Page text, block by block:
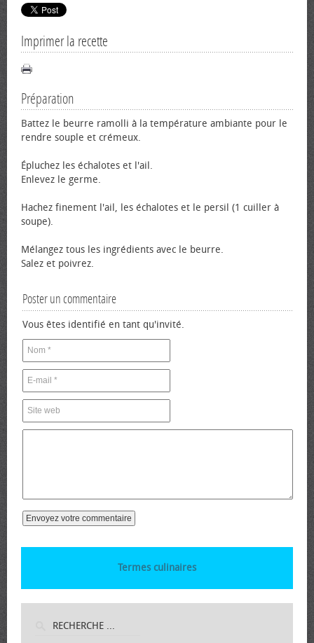
Imprimer la recette
Préparation
Battez le beurre ramolli à la température ambiante pour le
rendre souple et crémeux.
Épluchez les échalotes et l'ail.
Enlevez le germe.
Hachez finement l'ail, les échalotes et le persil (1 cuiller à
soupe).
Mélangez tous les ingrédients avec le beurre.
Salez et poivrez.
Poster un commentaire
Vous êtes identifié en tant qu'invité.
Termes culinaires